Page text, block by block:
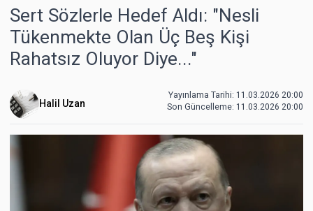
Sert Sözlerle Hedef Aldı: "Nesli
Tükenmekte Olan Üç Beş Kişi
Rahatsız Oluyor Diye..."
Halil Uzan
Yayınlama Tarihi: 11.03.2026 20:00
Son Güncelleme: 11.03.2026 20:00